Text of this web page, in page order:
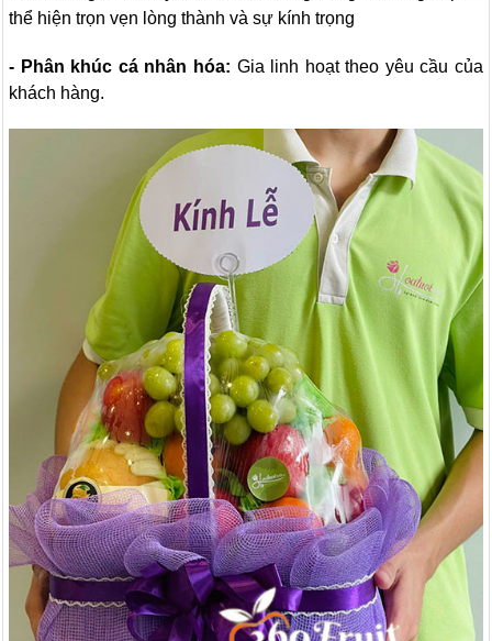
thể hiện trọn vẹn lòng thành và sự kính trọng
- Phân khúc cá nhân hóa: Gia linh hoạt theo yêu cầu của
khách hàng.